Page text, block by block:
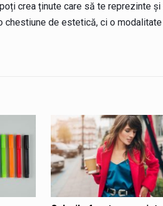
crea ținute care să te reprezinte
chestiune de estetică, ci o